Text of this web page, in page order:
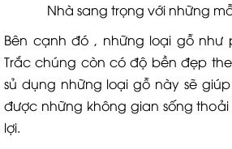
Nhà sang trọng với những
Bên cạnh đó , những loại gỗ như
Trắc chúng còn có độ bền đẹp
sủ dụng những loại gỗ này sẽ
được những không gian sống
lợi.